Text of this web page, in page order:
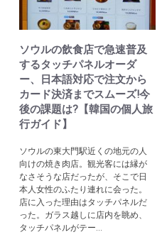
ソウルの飲食店で急速普及
するタッチパネルオーダ
ー、日本語対応で注文から
カード決済までスムーズ!今
後の課題は?【韓国の個人旅
行ガイド】
ソウルの東大門駅近くの地元の人
向けの焼き肉店。観光客には縁が
なさそうな店だったが、そこで日
本人女性のふたり連れに会った。
店に入った理由はタッチパネルだ
った。ガラス越しに店内を眺め、
タッチパネルがテー...